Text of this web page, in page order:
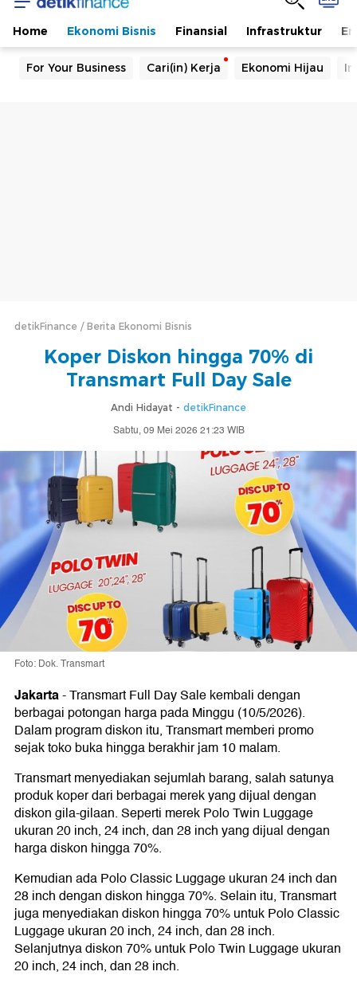
Home Ekonomi Bisnis Finansial Infrastruktur
For Your Business Cari(in) Kerja Ekonomi Hijau
detikFinance Berita Ekonomi Bisnis
Koper Diskon hingga 70% di
Transmart Full Day Sale
Andi Hidayat - detikFinance
Sabtu, 09 Mei 2026 21:23 WIB
Foto: Dok. Transmart
Jakarta-Transmart Full Day Sale kembali dengan
berbagai potongan harga pada Minggu (10/5/2026).
Dalam program diskon itu, Transmart memberi promo
sejak toko buka hingga berakhir jam 10 malam.
Transmart menyediakan sejumlah barang, salah satunya
produk koper dari berbagai merek yang dijual dengan
diskon gila-gilaan. Seperti merek Polo Twin Luggage
ukuran 20 inch, 24 inch, dan 28 inch yang dijual dengan
harga diskon hingga 70%.
Kemudian ada Polo Classic Luggage ukuran 24 inch dan
28 inch dengan diskon hingga 70%. Selain itu, Transmart
juga menyediakan diskon hingga 70% untuk Polo Classic
Luggage ukuran 20 inch, 24 inch, dan 28 inch.
Selanjutnya diskon 70% untuk Polo Twin Luggage ukuran
20 inch, 24 inch, dan 28 inch.